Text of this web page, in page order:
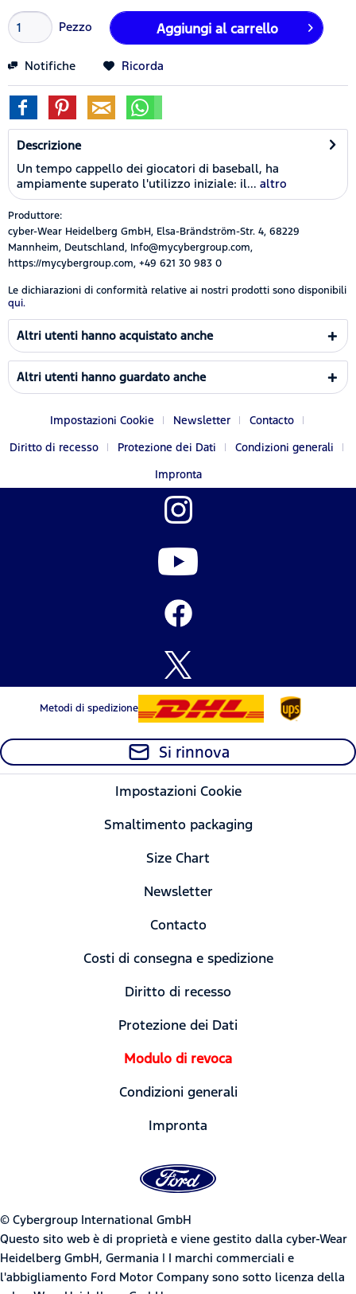
Pezzo Aggiungi al carrello
Notifiche Ricorda
Descrizione
Un tempo cappello dei giocatori di baseball, ha
ampiamente superato l'utilizzo iniziale: il... altro
Produttore:
cyber-Wear Heidelberg GmbH, Elsa-Brändström-Str. 4, 68229
Mannheim, Deutschland, Info@mycybergroup.com,
https://mycybergroup.com, +49 621 30 983 0
Le dichiarazioni di conformità relative ai nostri prodotti sono disponibili
qui.
Altri utenti hanno acquistato anche
Altri utenti hanno guardato anche
Impostazioni Cookie Newsletter
Contacto
Diritto di recesso
Protezione dei Dati
Condizioni generali
Impronta
Metodi di spedizione
Si rinnova
Impostazioni Cookie
Smaltimento packaging
Size Chart
Newsletter
Contacto
Costi di consegna e spedizione
Diritto di recesso
Protezione dei Dati
Modulo di revoca
Condizioni generali
Impronta
© Cybergroup International GmbH
Questo sito web è di proprietà e viene gestito dalla cyber-Wear
Heidelberg GmbH, Germania | I marchi commerciali e
l'abbigliamento Ford Motor Company sono sotto licenza della